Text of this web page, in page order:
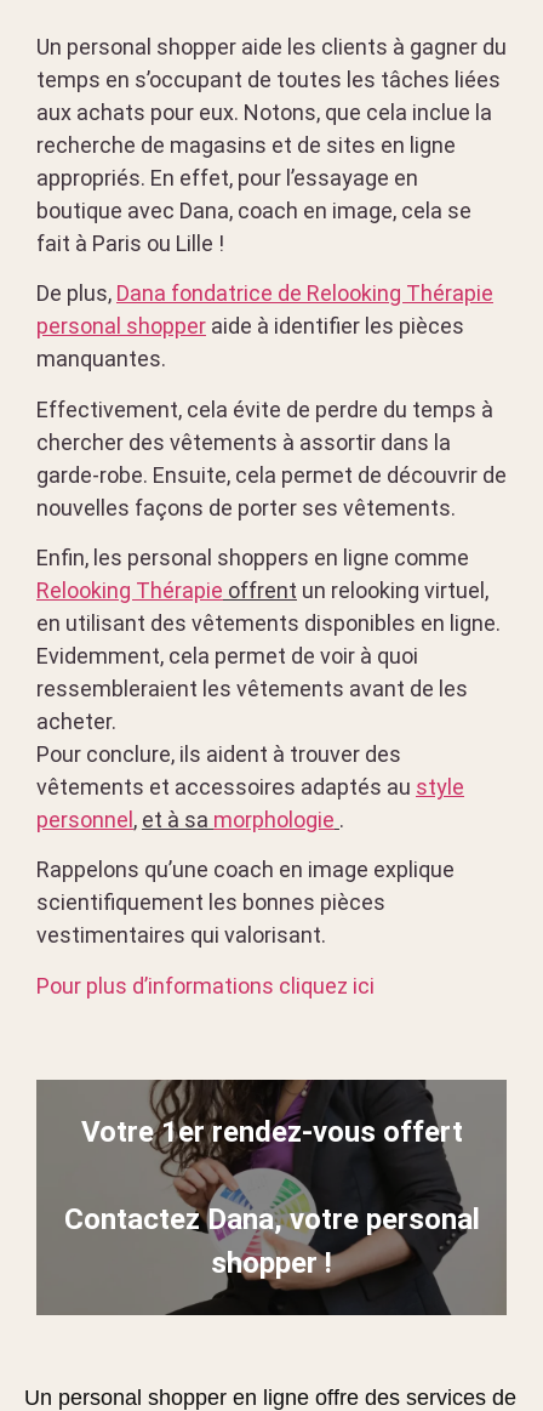
Un personal shopper aide les clients à gagner du
temps en s’occupant de toutes les tâches liées
aux achats pour eux. Notons, que cela inclue la
recherche de magasins et de sites en ligne
appropriés. En effet, pour l’essayage en
boutique avec Dana, coach en image, cela se
fait à Paris ou Lille !
De plus, Dana fondatrice de Relooking Thérapie
personal shopper aide à identifier les pièces
manquantes.
Effectivement, cela évite de perdre du temps à
chercher des vêtements à assortir dans la
garde-robe. Ensuite, cela permet de découvrir de
nouvelles façons de porter ses vêtements.
Enfin, les personal shoppers en ligne comme
Relooking Thérapie offrent un relooking virtuel,
en utilisant des vêtements disponibles en ligne.
Evidemment, cela permet de voir à quoi
ressembleraient les vêtements avant de les
acheter.
Pour conclure, ils aident à trouver des
vêtements et accessoires adaptés au style
personnel , et à sa morphologie .
Rappelons qu’une coach en image explique
scientifiquement les bonnes pièces
vestimentaires qui valorisant.
Pour plus d’informations cliquez ici
Votre 1er rendez-vous offert
Contactez Dana, votre personal
shopper !
Un personal shopper en ligne offre des services de